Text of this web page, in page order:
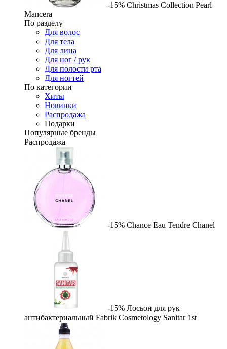
-15% Christmas Collection Pearl
Mancera
По разделу
Для волос
Для тела
Для лица
Для ног / рук
Для полости рта
Для ногтей
По категории
Хиты
Новинки
Распродажа
Подарки
Популярные бренды
Распродажа
-15% Chance Eau Tendre Chanel
-15% Лосьон для рук
антибактериальный Fabrik Cosmetology Sanitar 1st